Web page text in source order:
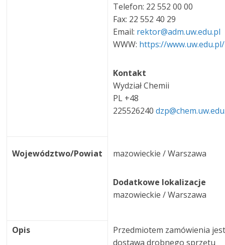
Telefon: 22 552 00 00
Fax: 22 552 40 29
Email: rektor@adm.uw.edu.pl
WWW: https://www.uw.edu.pl/
Kontakt
Wydział Chemii
PL +48
225526240
Województwo/Powiat mazowieckie / Warszawa
Dodatkowe lokalizacje
mazowieckie / Warszawa
Opis
Przedmiotem zamówienia
dostawa drobnego sprzętu